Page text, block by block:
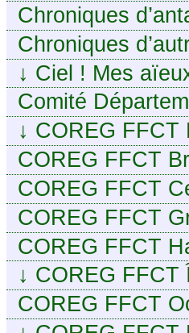
Chroniques
Chroniques
↓ Ciel ! Mes
Comité
Cher
↓ COREG FFCT
Franche-Comté
COREG FFCT
COREG FFCT
Loire
COREG FFCT
COREG FFCT
↓ COREG FFCT
COREG FFCT